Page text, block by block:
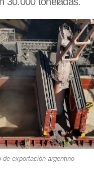
exportación argentino